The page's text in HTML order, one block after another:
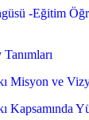
-Eğitim
Misyon ve
Kapsamında